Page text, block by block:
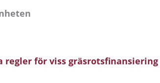
regler för viss gräsrotsfinansiering